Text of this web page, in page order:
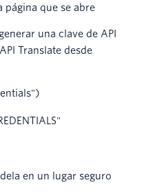
página que se abre
una clave de API
Translate desde
en un lugar seguro